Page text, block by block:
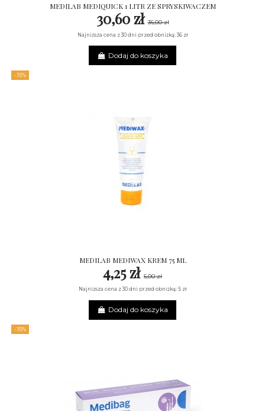
MEDILAB MEDIQUICK 1 LITR ZE SPRYSKIWACZEM
30,60 zł36,00 zł
Najniższa cena z 30 dni przed obniżką: 36 zł
Dodaj do koszyka
-15%
MEDILAB MEDIWAX KREM 75 ML
4,25 zł 5,00 zł
Najniższa cena z 30 dni przed obniżką: 5 zł
Dodaj do koszyka
-15%